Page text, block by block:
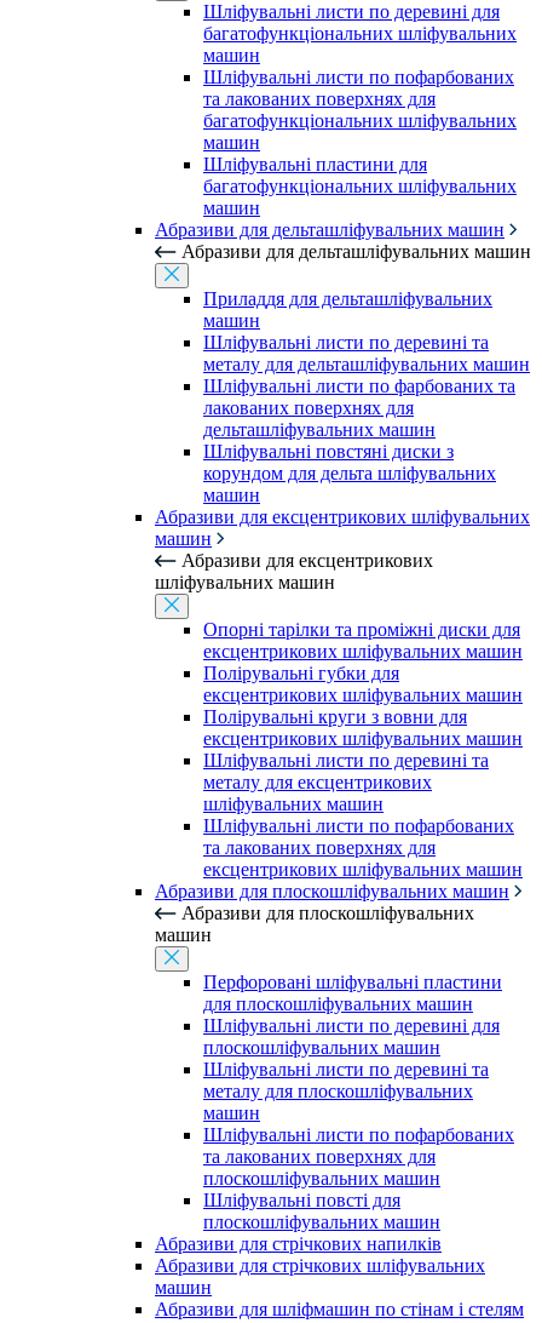
Шліфувальні листи по деревині для
багатофункціональних шліфувальних
машин
Шліфувальні листи по пофарбованих
та лакованих поверхнях для
багатофункціональних шліфувальних
машин
Шліфувальні пластини для
багатофункціональних шліфувальних
машин
Абразиви для дельташліфувальних машин
Абразиви для дельташліфувальних машин
Приладдя для дельташліфувальних
машин
Шліфувальні листи по деревині та
металу для дельташліфувальних машин
Шліфувальні листи по фарбованих та
лакованих поверхнях для
дельташліфувальних машин
Шліфувальні повстяні диски з
корундом для дельта шліфувальних
машин
Абразиви для ексцентрикових шліфувальних
машин
Абразиви для ексцентрикових
шліфувальних машин
Опорні тарілки та проміжні диски для
ексцентрикових шліфувальних машин
Полірувальні губки для
ексцентрикових шліфувальних машин
Полірувальні круги з вовни для
ексцентрикових шліфувальних машин
Шліфувальні листи по деревині та
металу для ексцентрикових
шліфувальних машин
Шліфувальні листи по пофарбованих
та лакованих поверхнях для
ексцентрикових шліфувальних машин
Абразиви для плоскошліфувальних машин
Абразиви для плоскошліфувальних
машин
Перфоровані шліфувальні пластини
для плоскошліфувальних машин
Шліфувальні листи по деревині для
плоскошліфувальних машин
Шліфувальні листи по деревині та
металу для плоскошліфувальних
машин
Шліфувальні листи по пофарбованих
та лакованих поверхнях для
плоскошліфувальних машин
Шліфувальні повсті для
плоскошліфувальних машин
Абразиви для стрічкових напилків
Абразиви для стрічкових шліфувальних
машин
Абразиви для шліфмашин по стінам і стелям